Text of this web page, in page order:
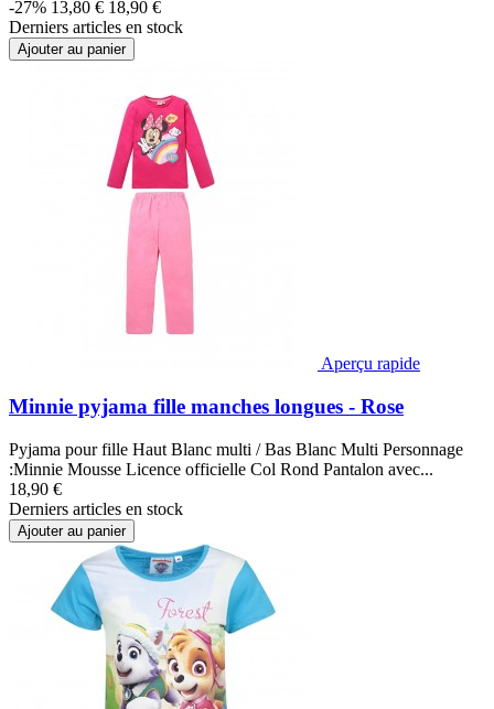
-27% 13,80 € 18,90 €
Derniers articles en stock
Ajouter au panier
Aperçu rapide
Minnie pyjama fille manches longues - Rose
Pyjama pour fille Haut Blanc multi / Bas Blanc Multi Personnage
:Minnie Mousse Licence officielle Col Rond Pantalon avec...
18,90 €
Derniers articles en stock
Ajouter au panier